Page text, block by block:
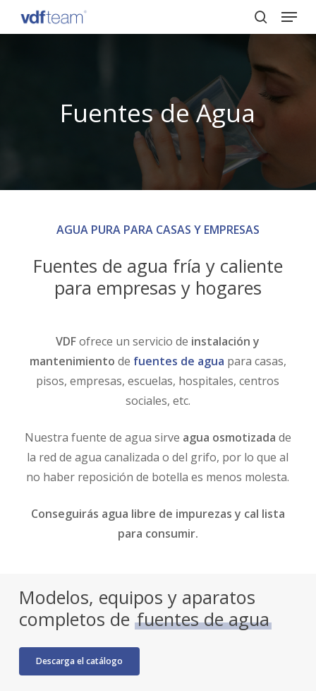
search
Menu
Fuentes de Agua
AGUA PURA PARA CASAS Y EMPRESAS
Fuentes de agua fría y caliente
para empresas y hogares
VDFofrece un servicio de instalación y
mantenimiento de fuentes de agua para casas,
pisos, empresas, escuelas, hospitales, centros
sociales, etc.
Nuestra fuente de agua sirve agua osmotizada de
la red de agua canalizada o del grifo, por lo que al
no haber reposición de botella es menos molesta.
Conseguirás agua libre de impurezas y cal lista
para consumir.
Modelos, equipos y aparatos
completos defuentes de agua
Descarga el catálogo